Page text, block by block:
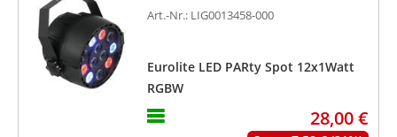
Art.-Nr.: LIG0013458-000
Eurolite LED PARty Spot 12x1Watt
RGBW
28,00 €